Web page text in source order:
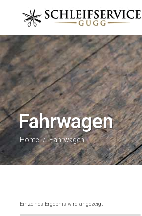
Fahrwagen
Home / Fahrwagen
Einzelnes Ergebnis wird angezeigt